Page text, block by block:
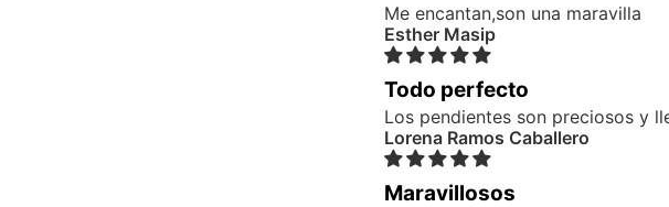
Me encantan,son una maravilla
Esther Masip
Todo perfecto
Los pendientes son preciosos y
Lorena Ramos Caballero
Maravillosos